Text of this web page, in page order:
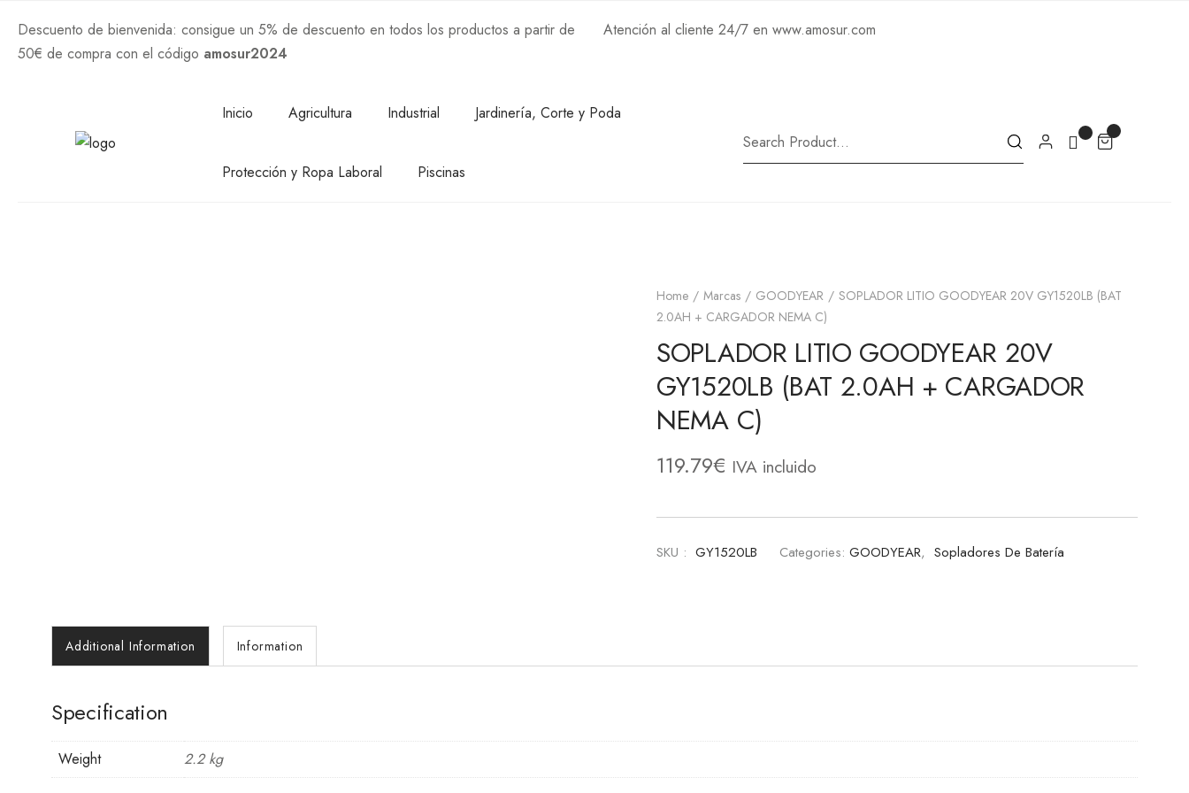
Descuento de bienvenida: consigue un 5% de descuento en todos los productos a partir de
50€ de compra con el código amosur2024
Atención al cliente 24/7 en www.amosur.com
Inicio Agricultura Industrial Jardinería, Corte y Poda
Protección y Ropa Laboral Piscinas
Home Marcas GOODYEAR
SOPLADOR LITIO GOODYEAR 20V GY1520LB (BAT
2.0AH + CARGADOR NEMA C)
SOPLADOR LITIO GOODYEAR 20V
GY1520LB (BAT 2.0AH + CARGADOR
NEMA C)
119.79€ IVA incluido
SKU : GY1520LB Categories: GOODYEAR, Sopladores De Batería
Additional Information Information
Specification
Weight 2.2 kg